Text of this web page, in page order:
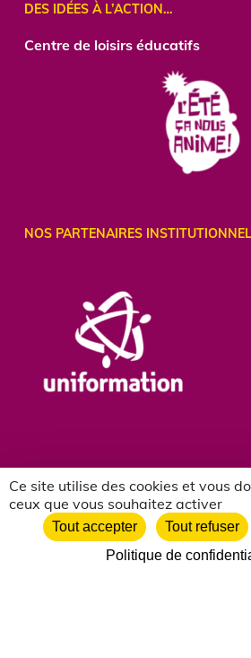
Ce site utilise des cookies et vous
ceux que vous souhaitez activer
Tout accepter Tout refuser
Politique de
DES IDÉES À L’ACTION…
Centrede loisirs éducatifs
NOS PARTENAIRES
NOS PARTENAIRES ASSOCIATIFS